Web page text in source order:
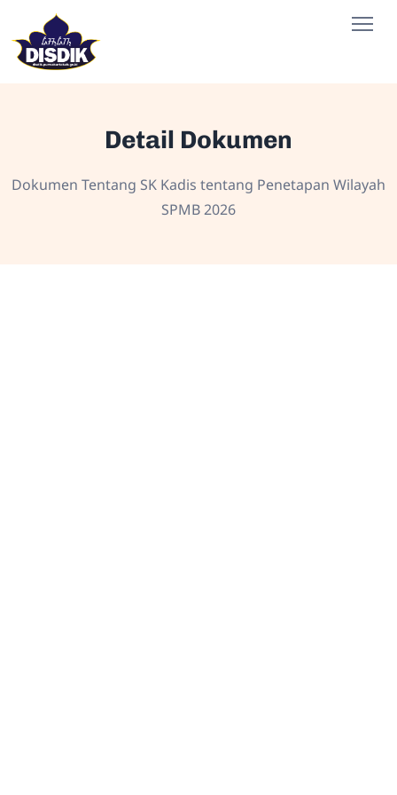
Detail Dokumen
Dokumen Tentang SK Kadis tentang Penetapan Wilayah
SPMB 2026